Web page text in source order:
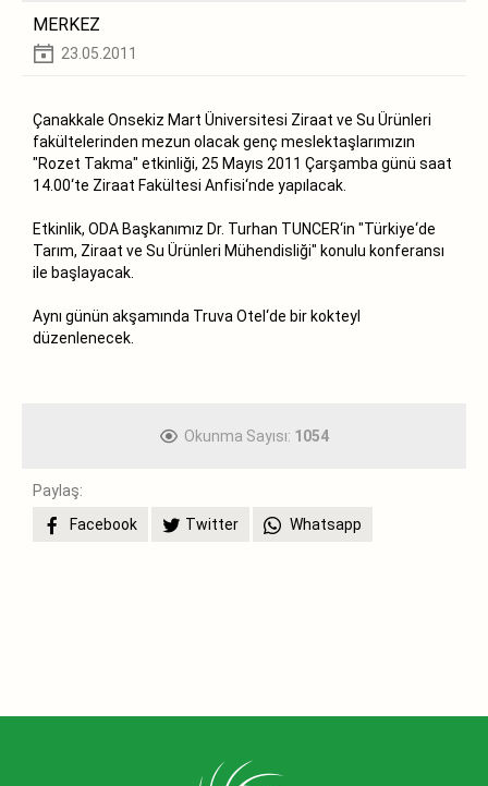
MERKEZ
23.05.2011
Çanakkale Onsekiz Mart Üniversitesi Ziraat ve Su Ürünleri
fakültelerinden mezun olacak genç meslektaşlarımızın
"Rozet Takma" etkinliği, 25 Mayıs 2011 Çarşamba günü saat
14.00‘te Ziraat Fakültesi Anfisi‘nde yapılacak.
Etkinlik, ODA Başkanımız Dr. Turhan TUNCER‘in "Türkiye‘de
Tarım, Ziraat ve Su Ürünleri Mühendisliği" konulu konferansı
ile başlayacak.
Aynı günün akşamında Truva Otel‘de bir kokteyl
düzenlenecek.
Okunma Sayısı: 1054
Paylaş:
Facebook
Twitter Whatsapp